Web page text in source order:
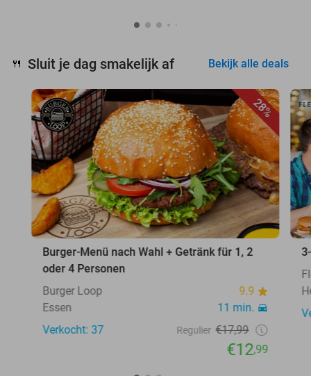
🍴 Sluit je dag smakelijk af Bekijk alle deals
28%
Burger-Menü nach Wahl + Getränk für 1, 2
oder 4 Personen
Burger Loop
9.9
Essen
11 min.
Verkocht: 37
Regulier €17,99
€12,99